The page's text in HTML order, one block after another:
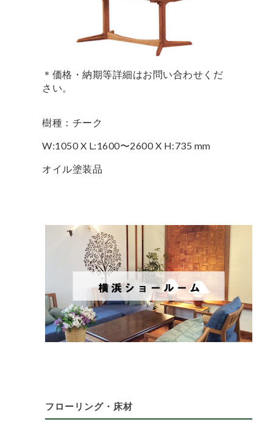
＊価格・納期等詳細はお問い合わせくだ
さい。
樹種：チーク
W:1050 X L:1600〜2600 X H:735 mm
オイル塗装品
フローリング・床材